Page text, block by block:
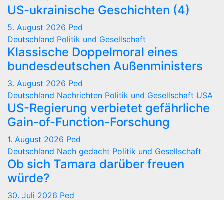
US-ukrainische Geschichten (4)
5. August 2026 Ped
Deutschland Politik und Gesellschaft
Klassische Doppelmoral eines
bundesdeutschen Außenministers
3. August 2026 Ped
Deutschland Nachrichten Politik und Gesellschaft USA
US-Regierung verbietet gefährliche
Gain-of-Function-Forschung
1. August 2026 Ped
Deutschland Nach gedacht Politik und Gesellschaft
Ob sich Tamara darüber freuen
würde?
30. Juli 2026 Ped